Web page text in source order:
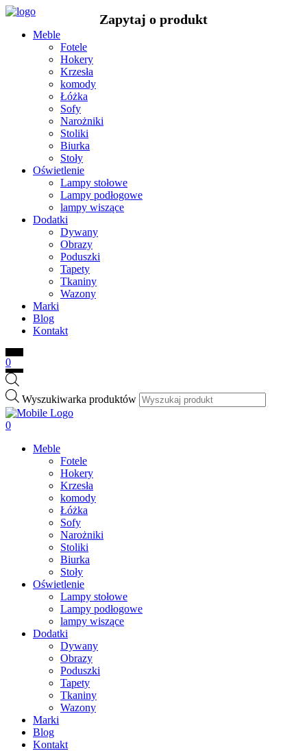
Meble
Fotele
Hokery
Krzesła
komody
Łóżka
Sofy
Narożniki
Stoliki
Biurka
Stoły
Oświetlenie
Lampy stołowe
Lampy podłogowe
lampy wiszące
Dodatki
Dywany
Obrazy
Poduszki
Tapety
Tkaniny
Wazony
Marki
Blog
Kontakt
0
Wyszukiwarka produktów
0
Meble
Fotele
Hokery
Krzesła
komody
Łóżka
Sofy
Narożniki
Stoliki
Biurka
Stoły
Oświetlenie
Lampy stołowe
Lampy podłogowe
lampy wiszące
Dodatki
Dywany
Obrazy
Poduszki
Tapety
Tkaniny
Wazony
Marki
Blog
Kontakt